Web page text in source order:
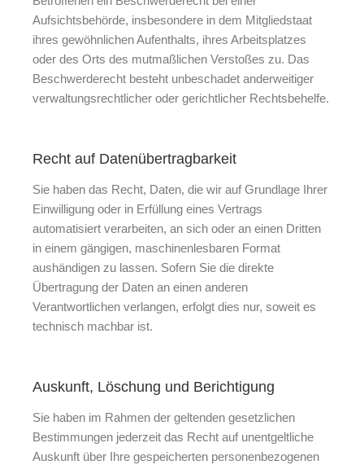
Aufsichtsbehörde, insbesondere in dem Mitgliedstaat
ihres gewöhnlichen Aufenthalts, ihres Arbeitsplatzes
oder des Orts des mutmaßlichen Verstoßes zu. Das
Beschwerderecht besteht unbeschadet anderweitiger
verwaltungsrechtlicher oder gerichtlicher Rechtsbehelfe.
Recht auf Daten­übertrag­barkeit
Sie haben das Recht, Daten, die wir auf Grundlage Ihrer
Einwilligung oder in Erfüllung eines Vertrags
automatisiert verarbeiten, an sich oder an einen Dritten
in einem gängigen, maschinenlesbaren Format
aushändigen zu lassen. Sofern Sie die direkte
Übertragung der Daten an einen anderen
Verantwortlichen verlangen, erfolgt dies nur, soweit es
technisch machbar ist.
Auskunft, Löschung und Berichtigung
Sie haben im Rahmen der geltenden gesetzlichen
Bestimmungen jederzeit das Recht auf unentgeltliche
Auskunft über Ihre gespeicherten personenbezogenen